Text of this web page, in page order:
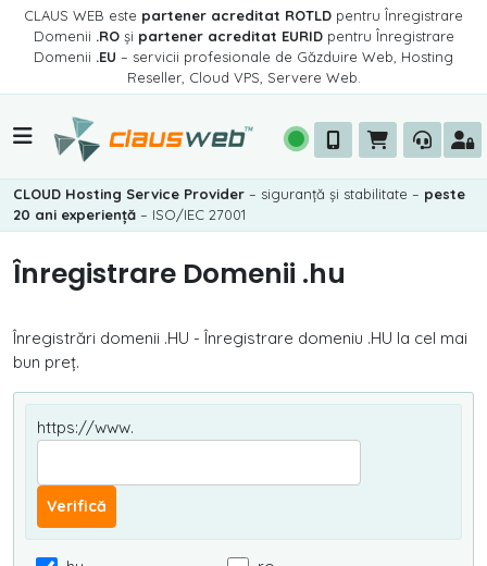
CLAUS WEB este partener acreditat ROTLD pentru Înregistrare
Domenii .ROși partener acreditat EURIDpentru Înregistrare
Domenii .EU – servicii profesionale de Găzduire Web, Hosting
Reseller, Cloud VPS, Servere Web.
CLOUD Hosting Service Provider – siguranță și stabilitate – peste
20 ani experiență – ISO/IEC 27001
Înregistrare Domenii .hu
Înregistrări domenii .HU - Înregistrare domeniu .HU la cel mai
bun preț.
https://www.
Verifică